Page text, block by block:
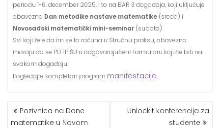
periodu 1-6. december 2025, i to na BAR 3 događaja, koji uključuje
obavezno Dan metodike nastave matematike (sreda) i
Novosadski matematički mini-seminar (subota).
Svi koji žele da im se to računa u Stručnu praksu, obavezno
moraju da se POTPIŠU u odgovarajućem formularu koji će biti na
svakom događaju.
Pogledajte kompletan program manifestacije.
KRETANJE
ČLANKA
Pozivnica na Dane
matematike u Novom
Unlockit konferencija za
studente